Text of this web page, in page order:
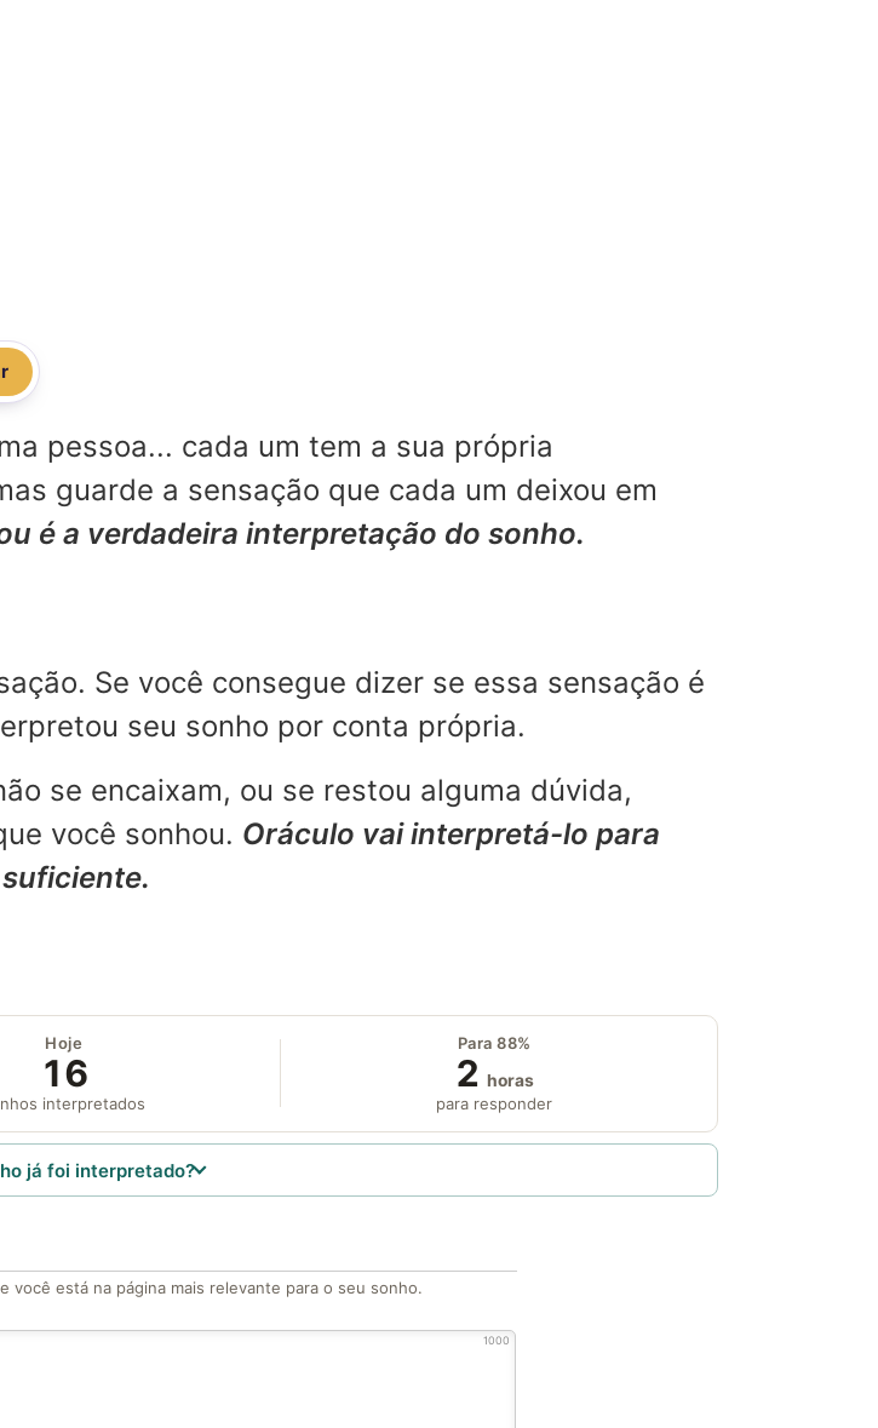
pessoa... cada um tem a sua própria
guarde a sensação que cada um deixou em
é a verdadeira interpretação do sonho.
Se você consegue dizer se essa sensação é
seu sonho por conta própria.
se encaixam, ou se restou alguma dúvida,
você sonhou. Oráculo vai interpretá-lo para
Hoje
16
interpretados
Para 88%
2 horas
para responder
já foi interpretado?
está na página mais relevante para o seu sonho.
1000